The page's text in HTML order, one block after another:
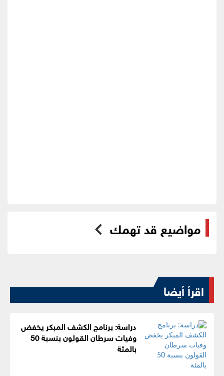
مواضيع قد تهمك
اقرأ أيضا
دراسة: برنامج الكشف المبكر يخفض
وفيات سرطان القولون بنسبة 50
بالمئة